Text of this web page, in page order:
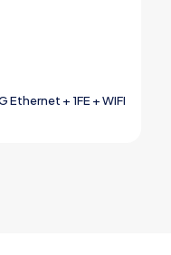
Ethernet + 1FE + WIFI